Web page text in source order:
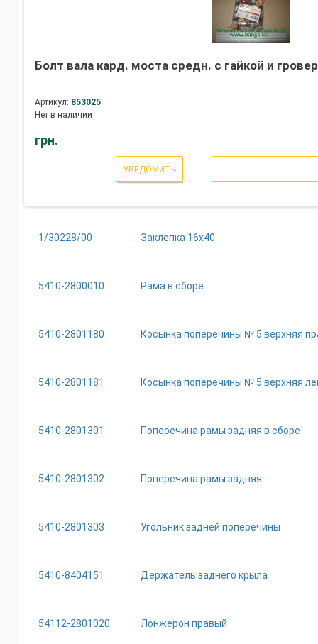
Болт вала кард. моста средн. с гайкой и
Артикул: 853025
Нет в наличии
грн.
УВЕДОМИТЬ
1/30228/00 Заклепка 16х40
5410-2800010 Рама в сборе
5410-2801180 Косынка поперечины № 5 верхняя
5410-2801181 Косынка поперечины № 5 верхняя
5410-2801301 Поперечина рамы задняя в сборе
5410-2801302 Поперечина рамы задняя
5410-2801303 Угольник задней поперечины
5410-8404151 Держатель заднего крыла
54112-2801020 Лонжерон правый